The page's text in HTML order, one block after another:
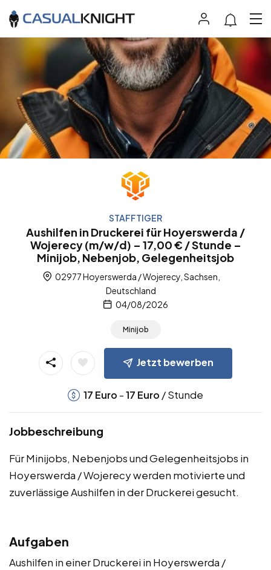
STAFFTIGER
Aushilfen in Druckerei für Hoyerswerda /
Wojerecy (m/w/d) – 17,00 € / Stunde –
Minijob, Nebenjob, Gelegenheitsjob
02977 Hoyerswerda / Wojerecy, Sachsen,
Deutschland
04/08/2026
Minijob
Jetzt bewerben
17 Euro -17 Euro / Stunde
Jobbeschreibung
Für Minijobs, Nebenjobs und Gelegenheitsjobs in
Hoyerswerda / Wojerecy werden motivierte und
zuverlässige Aushilfen in der Druckerei gesucht.
Aufgaben
Aushilfen in einer Druckerei in Hoyerswerda /